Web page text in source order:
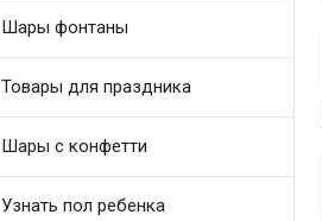
Шары фонтаны
Товары для праздника
Шары с конфетти
Узнать пол ребенка